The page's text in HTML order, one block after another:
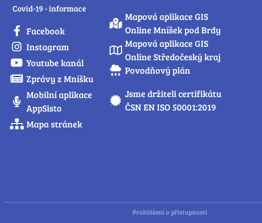
Covid-19 - informace
Facebook
Instagram
Youtube kanál
Zprávy z Mníšku
Mobilní aplikace
AppSisto
Mapa stránek
Mapová aplikace GIS
Online Mníšek pod Brdy
Mapová aplikace GIS
Online Středočeský kraj
Povodňový plán
Jsme držiteli certifikátu
ČSN EN ISO 50001:2019
Prohlášení o přístupnosti